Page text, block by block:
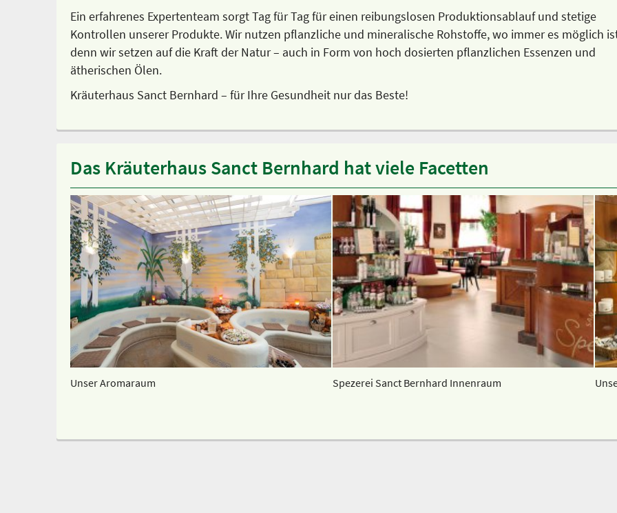
Ein erfahrenes Expertenteam sorgt Tag für Tag für einen reibungslosen Produktionsablauf und stetige
Kontrollen unserer Produkte. Wir nutzen pflanzliche und mineralische Rohstoffe, wo immer es möglich
denn wir setzen auf die Kraft der Natur – auch in Form von hoch dosierten pflanzlichen Essenzen und
ätherischen Ölen.
Kräuterhaus Sanct Bernhard – für Ihre Gesundheit nur das Beste!
Das Kräuterhaus Sanct Bernhard hat viele Facetten
Unser Aromaraum Spezerei Sanct Bernhard Innenraum